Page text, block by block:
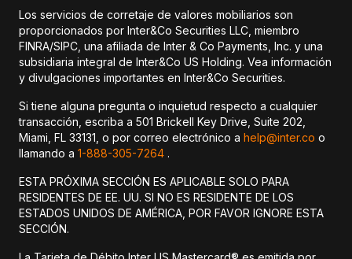
Los servicios de corretaje de valores mobiliarios son
proporcionados por Inter&Co Securities LLC, miembro
FINRA/SIPC, una afiliada de Inter & Co Payments, Inc. y una
subsidiaria integral de Inter&Co US Holding. Vea información
y divulgaciones importantes en Inter&Co Securities.
Si tiene alguna pregunta o inquietud respecto a cualquier
transacción, escriba a 501 Brickell Key Drive, Suite 202,
Miami, FL 33131, o por correo electrónico a help@inter.co o
llamando a 1-888-305-7264 .
ESTA PRÓXIMA SECCIÓN ES APLICABLE SOLO PARA
RESIDENTES DE EE. UU. SI NO ES RESIDENTE DE LOS
ESTADOS UNIDOS DE AMÉRICA, POR FAVOR IGNORE ESTA
SECCIÓN.